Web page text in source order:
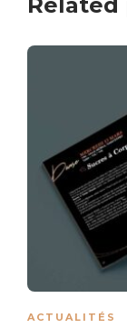
ACTUALITÉS